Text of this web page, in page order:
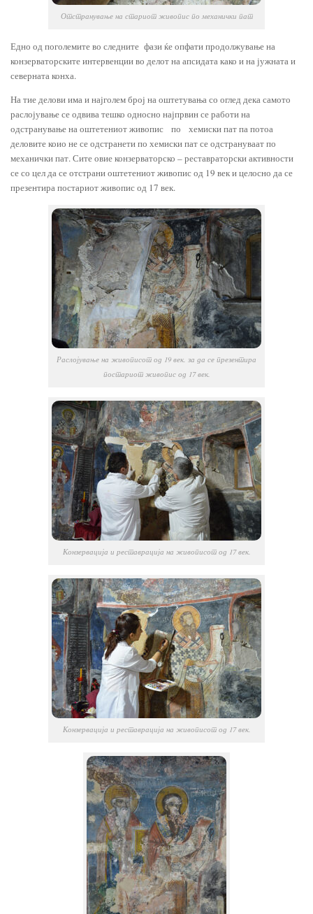
Отстранување на стариот живопис по механички пат
Едно од поголемите во следните фази ќе опфати продолжување на
конзерваторските интервенции во делот на апсидата како и на јужната и
северната конха.
На тие делови има и најголем број на оштетувања со оглед дека самото
раслојување се одвива тешко односно најпрвин се работи на
одстранување на оштетениот живопис по хемиски пат па потоа
деловите коио не се одстранети по хемиски пат се одстрануваат по
механички пат. Сите овие конзерваторско – реставраторски активности
се со цел да се отстрани оштетениот живопис од 19 век и целосно да се
презентира постариот живопис од 17 век.
Раслојување на живописот од 19 век. за да се презентира
постариот живопис од 17 век.
Конзервација и реставрација на живописот од 17 век.
Конзервација и реставрација на живописот од 17 век.